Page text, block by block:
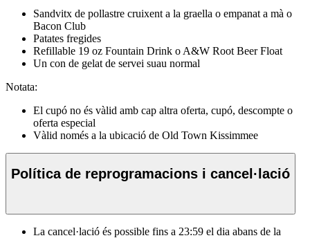
Sandvitx de pollastre cruixent a la graella o empanat a mà o
Bacon Club
Patates fregides
Refillable 19 oz Fountain Drink o A&W Root Beer Float
Un con de gelat de servei suau normal
Notata:
El cupó no és vàlid amb cap altra oferta, cupó, descompte o
oferta especial
Vàlid només a la ubicació de Old Town Kissimmee
Política de reprogramacions i cancel·lació
La cancel·lació és possible fins a 23:59 el dia abans de la